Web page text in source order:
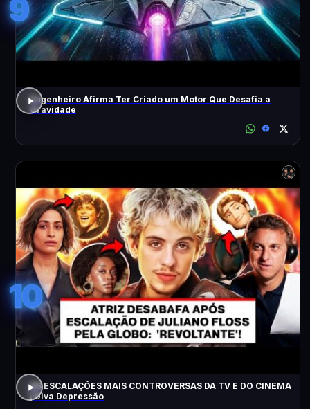
9
Engenheiro Afirma Ter Criado um Motor Que Desafia a
Gravidade
10
AS ESCALAÇÕES MAIS CONTROVERSAS DA TV E DO CINEMA
| Diva Depressão